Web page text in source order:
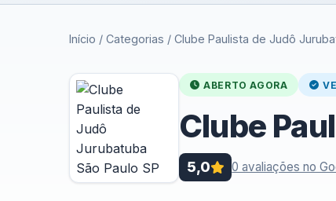
Início / Categorias / Clube Paulista de Judô
ABERTO AGORA
Clube
5,0 0 avaliações no